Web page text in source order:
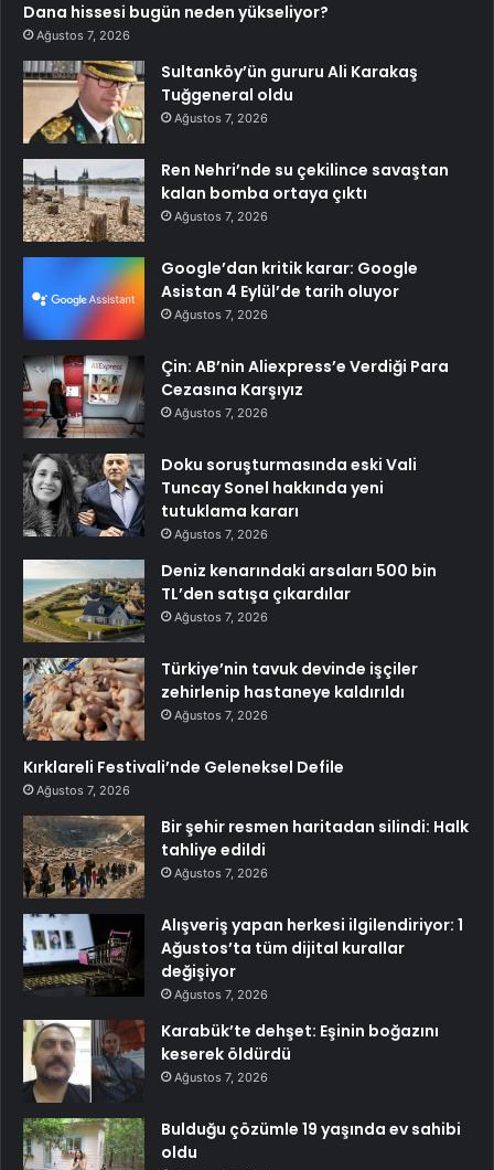
Dana hissesi bugün neden yükseliyor?
Ağustos 7, 2026
Sultanköy’ün gururu Ali Karakaş
Tuğgeneral oldu
Ağustos 7, 2026
Ren Nehri’nde su çekilince savaştan
kalan bomba ortaya çıktı
Ağustos 7, 2026
Google’dan kritik karar: Google
Asistan 4 Eylül’de tarih oluyor
Ağustos 7, 2026
Çin: AB’nin Aliexpress’e Verdiği Para
Cezasına Karşıyız
Ağustos 7, 2026
Doku soruşturmasında eski Vali
Tuncay Sonel hakkında yeni
tutuklama kararı
Ağustos 7, 2026
Deniz kenarındaki arsaları 500 bin
TL’den satışa çıkardılar
Ağustos 7, 2026
Türkiye’nin tavuk devinde işçiler
zehirlenip hastaneye kaldırıldı
Ağustos 7, 2026
Kırklareli Festivali’nde Geleneksel Defile
Ağustos 7, 2026
Bir şehir resmen haritadan silindi: Halk
tahliye edildi
Ağustos 7, 2026
Alışveriş yapan herkesi ilgilendiriyor: 1
Ağustos’ta tüm dijital kurallar
değişiyor
Ağustos 7, 2026
Karabük’te dehşet: Eşinin boğazını
keserek öldürdü
Ağustos 7, 2026
Bulduğu çözümle 19 yaşında ev sahibi
oldu